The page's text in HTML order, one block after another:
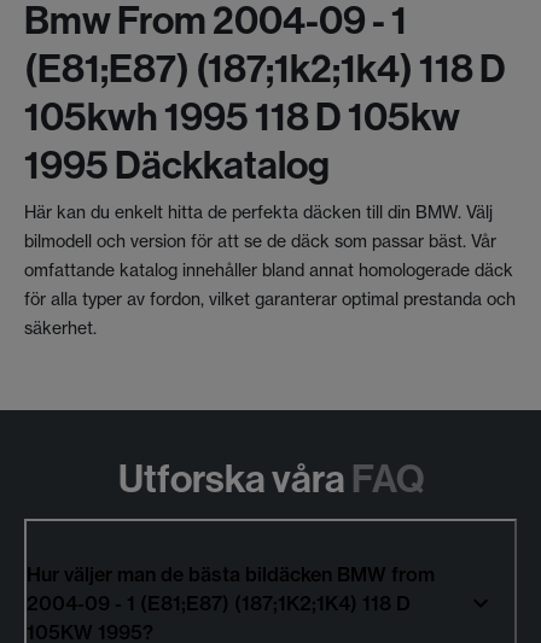
Bmw From 2004-09 - 1
(e81;e87) (187;1k2;1k4) 118 D
105kwh 1995 118 D 105kw
1995 Däckkatalog
Här kan du enkelt hitta de perfekta däcken till din BMW. Välj
bilmodell och version för att se de däck som passar bäst. Vår
omfattande katalog innehåller bland annat homologerade däck
för alla typer av fordon, vilket garanterar optimal prestanda och
säkerhet.
Utforska våra FAQ
Hur väljer man de bästa bildäcken BMW from
2004-09 - 1 (E81;E87) (187;1K2;1K4) 118 D
105KW 1995?